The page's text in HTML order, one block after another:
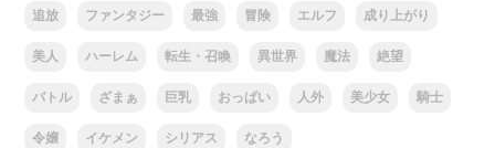
追放 ファンタジー 最強 冒険 エルフ 成り上がり
美人 ハーレム 転生・召喚 異世界 魔法 絶望
バトル ざまぁ 巨乳 おっぱい 人外 美少女 騎士
令嬢 イケメン シリアス なろう